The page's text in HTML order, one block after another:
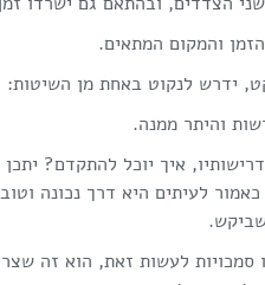
והמקום המתאים.
ידרש לנקוט באחת מן השיטות:
והיתר ממנה.
איך יוכל להתקדם?
סמכויות לעשות זאת, הוא זה